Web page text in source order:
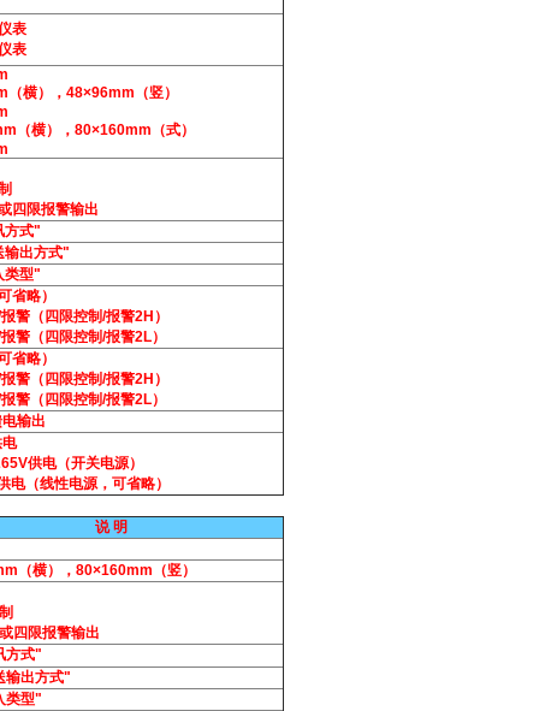
表
表
横），48×96mm（竖）
（横），80×160mm（式）
四限报警输出
方式"
输出方式"
类型"
省略）
警（四限控制/报警2H）
警（四限控制/报警2L）
省略）
警（四限控制/报警2H）
警（四限控制/报警2L）
输出
供电（开关电源）
电（线性电源，可省略）
说 明
（横），80×160mm（竖）
四限报警输出
方式"
输出方式"
类型"